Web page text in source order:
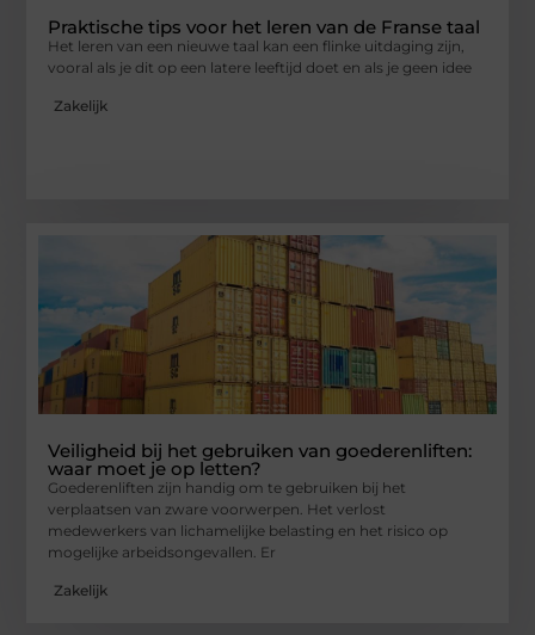
Praktische tips voor het leren van de Franse taal
Het leren van een nieuwe taal kan een flinke uitdaging zijn,
vooral als je dit op een latere leeftijd doet en als je geen idee
Zakelijk
Veiligheid bij het gebruiken van goederenliften:
waar moet je op letten?
Goederenliften zijn handig om te gebruiken bij het
verplaatsen van zware voorwerpen. Het verlost
medewerkers van lichamelijke belasting en het risico op
mogelijke arbeidsongevallen. Er
Zakelijk